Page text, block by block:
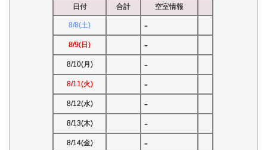
日付 合計 空室情報
8/8(土) -
8/9(日) -
8/10(月) -
8/11(火) -
8/12(水) -
8/13(木) -
8/14(金) -